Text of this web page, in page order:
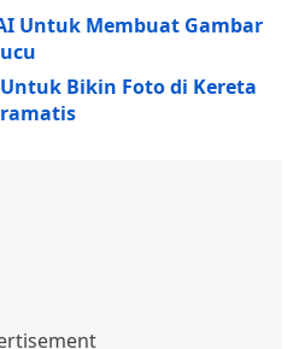
Untuk Membuat Gambar
Bikin Foto di Kereta